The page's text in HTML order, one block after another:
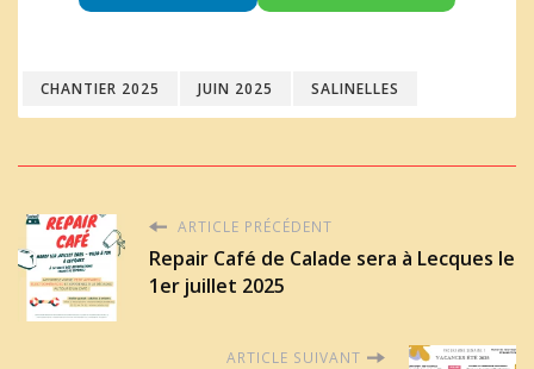
CHANTIER 2025 JUIN 2025 SALINELLES
ARTICLE PRÉCÉDENT
Repair Café de Calade sera à Lecques le
1er juillet 2025
ARTICLE SUIVANT